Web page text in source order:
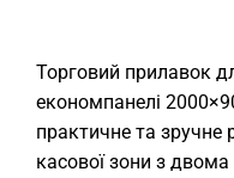
Торговий прилавок
економпанелі
практичне та зручне
касової зони з